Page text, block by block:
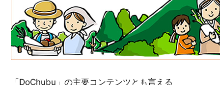
「DoChubu」の主要コンテンツとも言える